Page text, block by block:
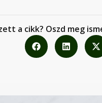
a cikk? Oszd meg